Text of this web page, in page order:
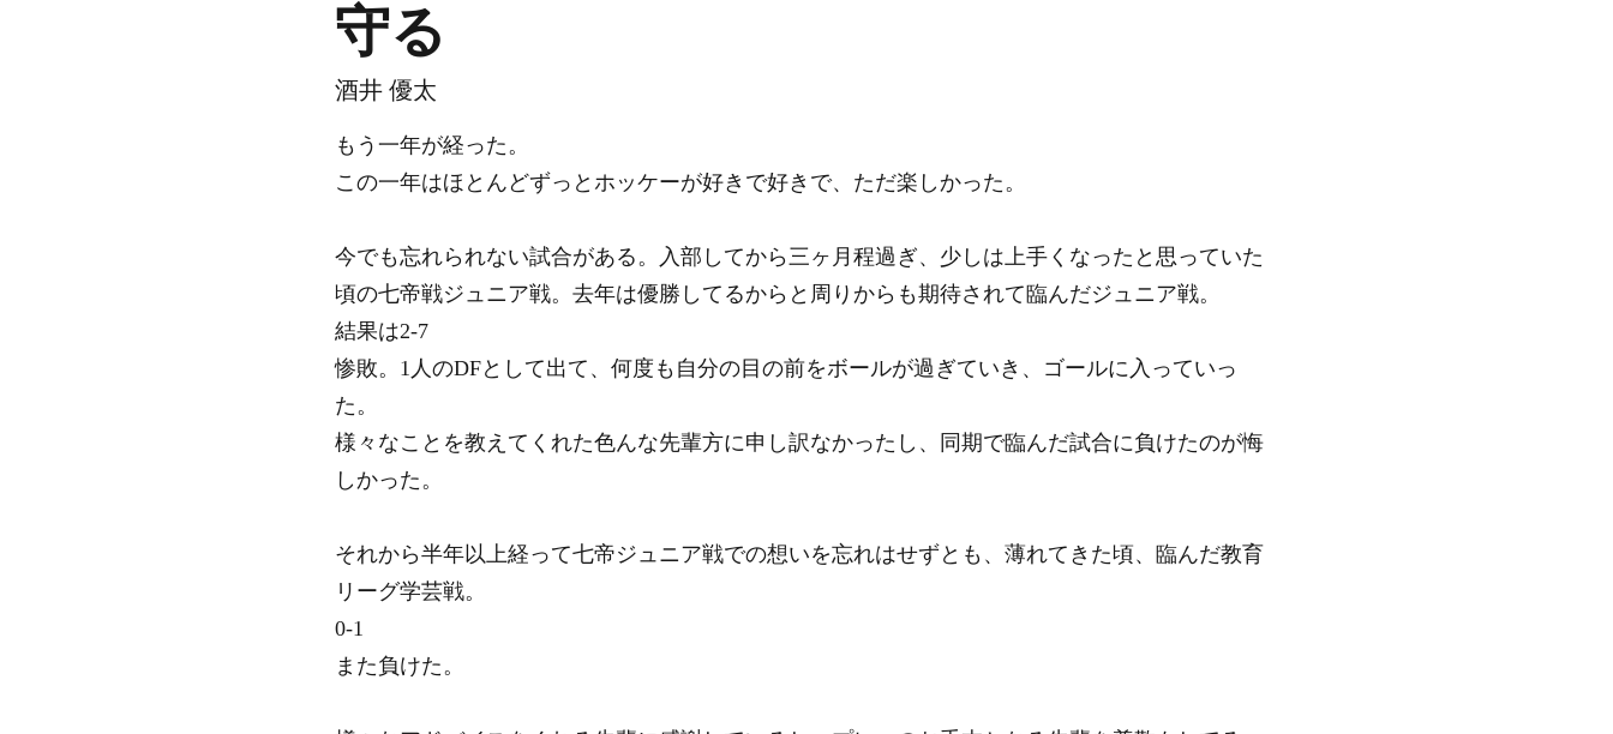
守る
酒井 優太
もう一年が経った。
この一年はほとんどずっとホッケーが好きで好きで、ただ楽しかった。
今でも忘れられない試合がある。入部してから三ヶ月程過ぎ、少しは上手くなったと思っていた
頃の七帝戦ジュニア戦。去年は優勝してるからと周りからも期待されて臨んだジュニア戦。
結果は2-7
惨敗。1人のDFとして出て、何度も自分の目の前をボールが過ぎていき、ゴールに入っていっ
た。
様々なことを教えてくれた色んな先輩方に申し訳なかったし、同期で臨んだ試合に負けたのが悔
しかった。
それから半年以上経って七帝ジュニア戦での想いを忘れはせずとも、薄れてきた頃、臨んだ教育
リーグ学芸戦。
0-1
また負けた。